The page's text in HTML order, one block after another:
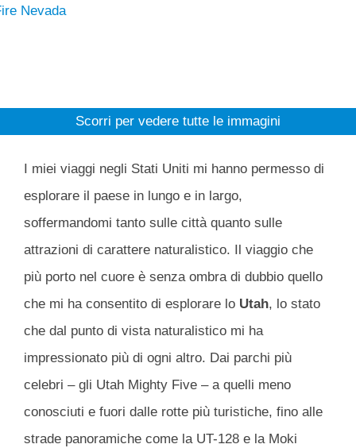
Scorri per vedere tutte le immagini
I miei viaggi negli Stati Uniti mi hanno permesso di
esplorare il paese in lungo e in largo,
soffermandomi tanto sulle città quanto sulle
attrazioni di carattere naturalistico. Il viaggio che
più porto nel cuore è senza ombra di dubbio quello
che mi ha consentito di esplorare lo Utah, lo stato
che dal punto di vista naturalistico mi ha
impressionato più di ogni altro. Dai parchi più
celebri – gli Utah Mighty Five – a quelli meno
conosciuti e fuori dalle rotte più turistiche, fino alle
strade panoramiche come la UT-128 e la Moki